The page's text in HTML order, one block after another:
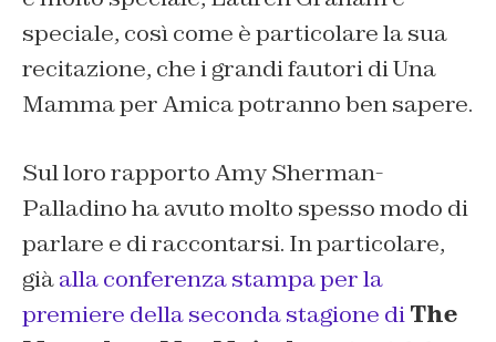
speciale, così come è particolare la sua
recitazione, che i grandi fautori di Una
Mamma per Amica potranno ben sapere.
Sul loro rapporto Amy Sherman-
Palladino ha avuto molto spesso modo di
parlare e di raccontarsi. In particolare,
giàalla conferenza stampa per la
premiere della seconda stagione diThe